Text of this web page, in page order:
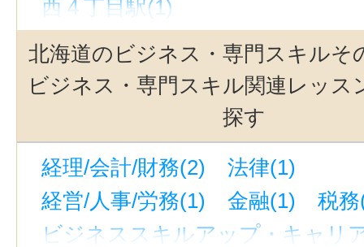
西４丁目駅(1)
北海道のビジネス・専門スキルそ
ビジネス・専門スキル関連レッス
探す
経理/会計/財務(2)
法律(1)
経営/人事/労務(1)
金融(1)
税
ビジネススキルアップ・キャリ